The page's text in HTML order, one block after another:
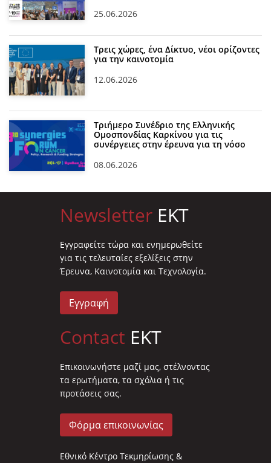
25.06.2026
Τρεις χώρες, ένα Δίκτυο, νέοι ορίζοντες
για την καινοτομία
12.06.2026
Τριήμερο Συνέδριο της Ελληνικής
Ομοσπονδίας Καρκίνου για τις
συνέργειες στην έρευνα για τη νόσο
08.06.2026
Newsletter EKT
Eγγραφείτε τώρα και ενημερωθείτε
για τις τελευταίες εξελίξεις στην
Έρευνα, Καινοτομία και Τεχνολογία.
Εγγραφή
Contact EKT
Επικοινωνήστε μαζί μας, στέλνοντας
τα ερωτήματα, τα σχόλια ή τις
προτάσεις σας.
Φόρμα επικοινωνίας
Εθνικό Κέντρο Τεκμηρίωσης &